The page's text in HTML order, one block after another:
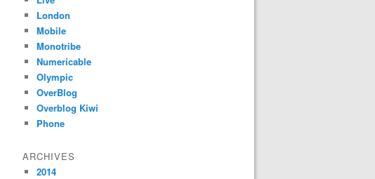
London
Mobile
Monotribe
Numericable
Olympic
OverBlog
Overblog Kiwi
Phone
ARCHIVES
2014